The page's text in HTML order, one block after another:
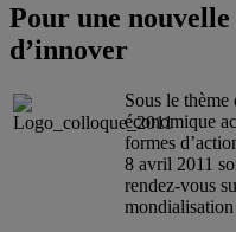
Pour une
d’innover
Sous le thème
économique
formes
8 avril 2011
rendez-vous